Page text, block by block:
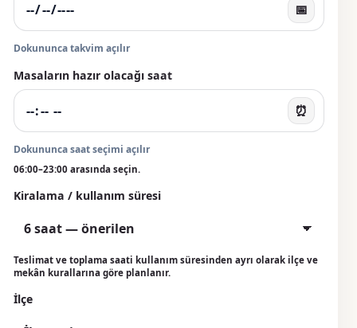
📅
Dokununca takvim açılır
Masaların hazır olacağı saat
⏰
Dokununca saat seçimi açılır
06:00–23:00 arasında seçin.
Kiralama / kullanım süresi
Teslimat ve toplama saati kullanım süresinden ayrı olarak ilçe ve
mekân kurallarına göre planlanır.
İlçe